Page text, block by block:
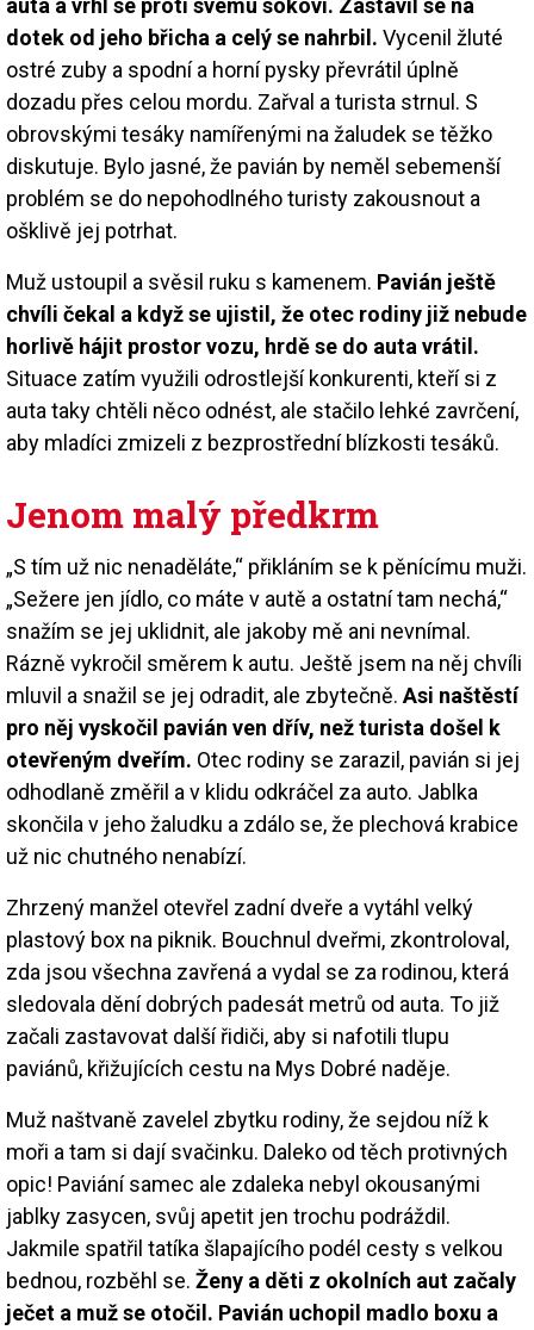
auta a vrhl se proti svému sokovi. Zastavil se na
dotek od jeho břicha a celý se nahrbil. Vycenil žluté
ostré zuby a spodní a horní pysky převrátil úplně
dozadu přes celou mordu. Zařval a turista strnul. S
obrovskými tesáky namířenými na žaludek se těžko
diskutuje. Bylo jasné, že pavián by neměl sebemenší
problém se do nepohodlného turisty zakousnout a
ošklivě jej potrhat.
Muž ustoupil a svěsil ruku s kamenem. Pavián ještě
chvíli čekal a když se ujistil, že otec rodiny již nebude
horlivě hájit prostor vozu, hrdě se do auta vrátil.
Situace zatím využili odrostlejší konkurenti, kteří si z
auta taky chtěli něco odnést, ale stačilo lehké zavrčení,
aby mladíci zmizeli z bezprostřední blízkosti tesáků.
Jenom malý předkrm
„S tím už nic nenaděláte,“ přikláním se k pěnícímu muži.
„Sežere jen jídlo, co máte v autě a ostatní tam nechá,“
snažím se jej uklidnit, ale jakoby mě ani nevnímal.
Rázně vykročil směrem k autu. Ještě jsem na něj chvíli
mluvil a snažil se jej odradit, ale zbytečně. Asi naštěstí
pro něj vyskočil pavián ven dřív, než turista došel k
otevřeným dveřím. Otec rodiny se zarazil, pavián si jej
odhodlaně změřil a v klidu odkráčel za auto. Jablka
skončila v jeho žaludku a zdálo se, že plechová krabice
už nic chutného nenabízí.
Zhrzený manžel otevřel zadní dveře a vytáhl velký
plastový box na piknik. Bouchnul dveřmi, zkontroloval,
zda jsou všechna zavřená a vydal se za rodinou, která
sledovala dění dobrých padesát metrů od auta. To již
začali zastavovat další řidiči, aby si nafotili tlupu
paviánů, křižujících cestu na Mys Dobré naděje.
Muž naštvaně zavelel zbytku rodiny, že sejdou níž k
moři a tam si dají svačinku. Daleko od těch protivných
opic! Paviání samec ale zdaleka nebyl okousanými
jablky zasycen, svůj apetit jen trochu podráždil.
Jakmile spatřil tatíka šlapajícího podél cesty s velkou
bednou, rozběhl se. Ženy a děti z okolních aut začaly
ječet a muž se otočil. Pavián uchopil madlo boxu a